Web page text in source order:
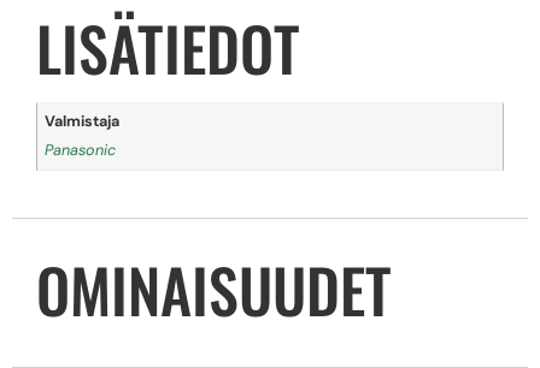
LISÄTIEDOT
Valmistaja
Panasonic
OMINAISUUDET